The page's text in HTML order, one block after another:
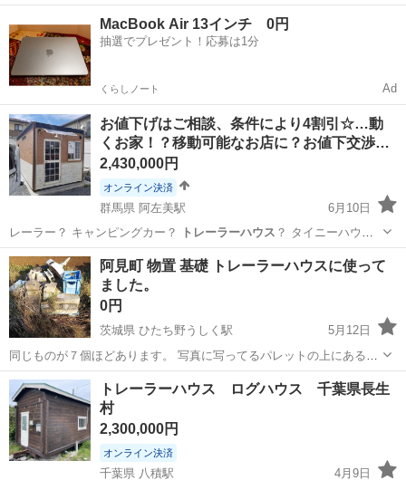
スペック】 ・メーカー：県内販売業者より購入 ・サイズ：約6m（ハ
ウス部分） 【こんな用途におすすめ】 ・週末の別荘・セカンドハウス
として ・車両扱いの...
MacBook Air 13インチ 0円
抽選でプレゼント！応募は1分
くらしノート Ad
お値下げはご相談、条件により4割引☆…動
くお家！？移動可能なお店に？お値下交渉…
2,430,000円
オンライン決済
群馬県 阿左美駅
6月10日
レーラー？ キャンピングカー？
トレーラーハウス ？ タイニーハウ
ス？ プレハブハ…
群馬 みどり市 阿左美駅 収納家具 居抜き
阿見町 物置 基礎 トレーラーハウスに使って
ました。
0円
茨城県 ひたち野うしく駅
5月12日
同じものが７個ほどあります。 写真に写ってるパレットの上にあるも
の 全部持っていってくれる方に差し上げます。
茨城 稲敷郡 ひたち野うしく駅 家具
トレーラーハウス
トレーラーハウス ログハウス 千葉県長生
村
2,300,000円
オンライン決済
千葉県 八積駅 4月9日